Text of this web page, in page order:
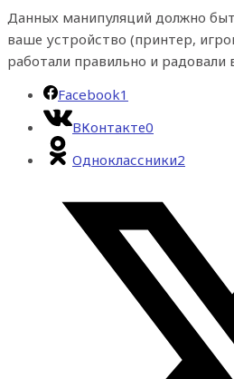
Данных манипуляций должно
ваше устройство (принтер,
работали правильно и радовали
Facebook1
ВКонтакте0
Одноклассники2